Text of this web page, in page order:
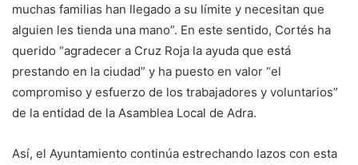
muchas familias han llegado a su límite y necesitan que
alguien les tienda una mano”. En este sentido, Cortés ha
querido “agradecer a Cruz Roja la ayuda que está
prestando en la ciudad” y ha puesto en valor “el
compromiso y esfuerzo de los trabajadores y voluntarios”
de la entidad de la Asamblea Local de Adra.
Así, el Ayuntamiento continúa estrechando lazos con esta